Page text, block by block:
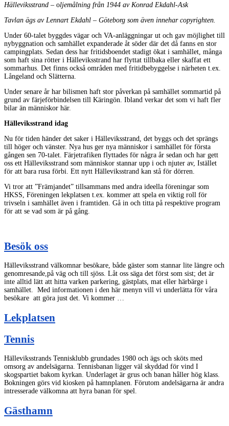
Hälleviksstrand – oljemålning från 1944 av Konrad Ekdahl-Ask
Tavlan ägs av Lennart Ekdahl – Göteborg som även innehar copyrighten.
Under 60-talet byggdes vägar och VA-anläggningar ut och gav möjlighet till
nybyggnation och samhället expanderade åt söder där det då fanns en stor
campingplats. Sedan dess har fritidsboendet stadigt ökat i samhället, många
som haft sina rötter i Hälleviksstrand har flyttat tillbaka eller skaffat ett
sommarhus. Det finns också områden med fritidbebyggelse i närheten t.ex.
Långeland och Slätterna.
Under senare år har bilismen haft stor påverkan på samhället sommartid på
grund av färjeförbindelsen till Käringön. Ibland verkar det som vi haft fler
bilar än människor här.
Hälleviksstrand idag
Nu för tiden händer det saker i Hälleviksstrand, det byggs och det sprängs
till höger och vänster. Nya hus ger nya människor i samhället för första
gången sen 70-talet. Färjetrafiken flyttades för några år sedan och har gett
oss ett Hälleviksstrand som människor stannar upp i och njuter av, Istället
för att bara rusa förbi. Ett nytt Hälleviksstrand kan stå för dörren.
Vi tror att ”Främjandet” tillsammans med andra ideella föreningar som
HKSS, Föreningen lekplatsen t.ex. kommer att spela en viktig roll för
trivseln i samhället även i framtiden. Gå in och titta på respektive program
för att se vad som är på gång.
Besök oss
Hälleviksstrand välkomnar besökare, både gäster som stannar lite längre och
genomresande,på väg och till sjöss. Låt oss säga det först som sist; det är
inte alltid lätt att hitta varken parkering, gästplats, mat eller härbärge i
samhället. Med informationen i den här menyn vill vi underlätta för våra
besökare att göra just det. Vi kommer …
Lekplatsen
Tennis
Hälleviksstrands Tennisklubb grundades 1980 och ägs och sköts med
omsorg av andelsägarna. Tennisbanan ligger väl skyddad för vind I
skogspartiet bakom kyrkan. Underlaget är grus och banan håller hög klass.
Bokningen görs vid kiosken på hamnplanen. Förutom andelsägarna är andra
intresserade välkomna att hyra banan för spel.
Gästhamn